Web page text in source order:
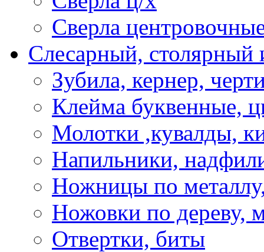
Сверла
Слесарный, столярный
Зубила, кернер,
Клейма буквенные,
Молотки ,кувалды,
Напильники,
Ножницы по
Ножовки по дереву,
Отвертки, биты